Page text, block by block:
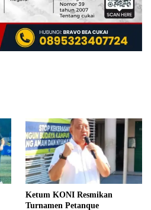
Ketum KONI Resmikan
Turnamen Petanque